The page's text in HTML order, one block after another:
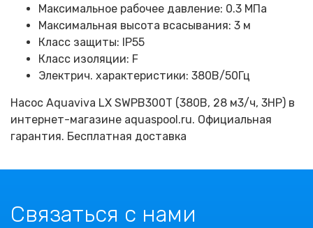
Максимальное рабочее давление: 0.3 МПа
Максимальная высота всасывания: 3 м
Класс защиты: IP55
Класс изоляции: F
Электрич. характеристики: 380B/50Гц
Насос Aquaviva LX SWPB300T (380В, 28 м3/ч, 3HP) в
интернет-магазине aquaspool.ru. Официальная
гарантия. Бесплатная доставка
Связаться с нами